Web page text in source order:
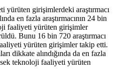
yürüten girişimlerdeki araştırmacı
en fazla araştırmacının 24 bin
faaliyeti yürüten girişimler
Bunu 16 bin 720 araştırmacı
yürüten girişimler takip etti.
dikkate alındığında da en fazla
teknoloji faaliyeti yürüten